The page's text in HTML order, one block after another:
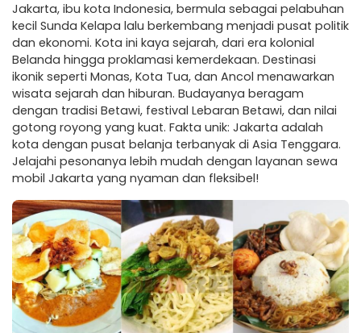
Jakarta, ibu kota Indonesia, bermula sebagai pelabuhan
kecil Sunda Kelapa lalu berkembang menjadi pusat politik
dan ekonomi. Kota ini kaya sejarah, dari era kolonial
Belanda hingga proklamasi kemerdekaan. Destinasi
ikonik seperti Monas, Kota Tua, dan Ancol menawarkan
wisata sejarah dan hiburan. Budayanya beragam
dengan tradisi Betawi, festival Lebaran Betawi, dan nilai
gotong royong yang kuat. Fakta unik: Jakarta adalah
kota dengan pusat belanja terbanyak di Asia Tenggara.
Jelajahi pesonanya lebih mudah dengan layanan sewa
mobil Jakarta yang nyaman dan fleksibel!